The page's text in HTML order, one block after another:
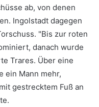
ab, von denen
Ingolstadt dagegen
"Bis zur roten
danach wurde
Trares. Über eine
ein Mann mehr,
gestrecktem Fuß an